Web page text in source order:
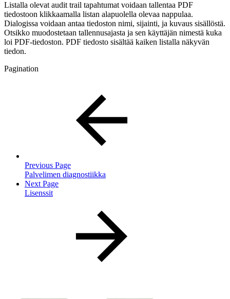
Listalla olevat audit trail tapahtumat voidaan tallentaa PDF
tiedostoon klikkaamalla listan alapuolella olevaa nappulaa.
Dialogissa voidaan antaa tiedoston nimi, sijainti, ja kuvaus sisällöstä.
Otsikko muodostetaan tallennusajasta ja sen käyttäjän nimestä kuka
loi PDF-tiedoston. PDF tiedosto sisältää kaiken listalla näkyvän
tiedon.
Pagination
Previous Page
Palvelimen diagnostiikka
Next Page
Lisenssit